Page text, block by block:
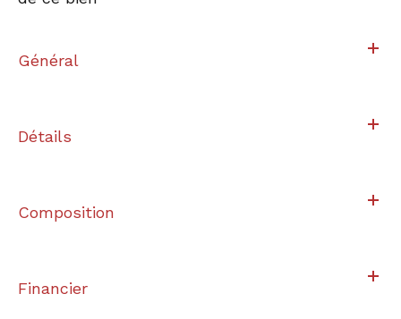
Général
Détails
Composition
Financier